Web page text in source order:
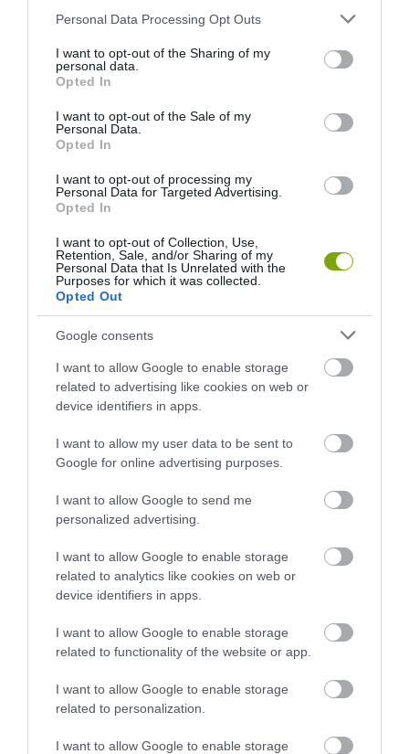
Please note that this website/app uses one or more Google
not limited to your visit or usage behaviour. You may click to
grant or deny consent to Google and its third-party tags to
use your data for below specified purposes in below Google
consent section.
Personal Data Processing Opt Outs
I want to opt-out of the Sharing of my
personal data.
Opted In
I want to opt-out of the Sale of my
Personal Data.
Opted In
I want to opt-out of processing my
Personal Data for Targeted Advertising.
Opted In
I want to opt-out of Collection, Use,
Retention, Sale, and/or Sharing of my
Personal Data that Is Unrelated with the
Purposes for which it was collected.
Opted Out
Google consents
I want to allow Google to enable storage
related to advertising like cookies on web or
device identifiers in apps.
I want to allow my user data to be sent to
Google for online advertising purposes.
I want to allow Google to send me
personalized advertising.
I want to allow Google to enable storage
related to analytics like cookies on web or
device identifiers in apps.
I want to allow Google to enable storage
related to functionality of the website or app.
I want to allow Google to enable storage
related to personalization.
I want to allow Google to enable storage
MEGTÖLTENI AZ ERDEI ISKOLÁT – SEGÍTSÜNK NEKI!
HASONLÓ ÉRDEKESSÉGEK
A KORALLZÁTONY NEM CSAK
SZÍNES HALAKBÓL ÁLL: MOST
500 EDDIG ISMERETLEN
HŐKUPOLA MAGYARORSZÁG
FELETT: MI EZ A LÁTHATATLAN
NEM CSAK A RITKASÁGOK
BAJBAN VANNAK: A
PILLANGÓK CSENDES
A TUDÓSOK 262 ÚJ FAJT
KORAI MÉG MINDENTUDÓNAK